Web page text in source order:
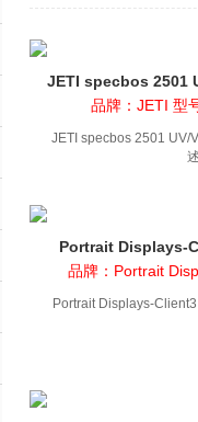
JETI specbos 2501
品牌：JETI 型
JETI specbos 2501 UV/
Portrait Displays-
品牌：Portrait
Portrait Displays-